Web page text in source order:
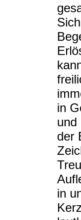
in
und
der
in